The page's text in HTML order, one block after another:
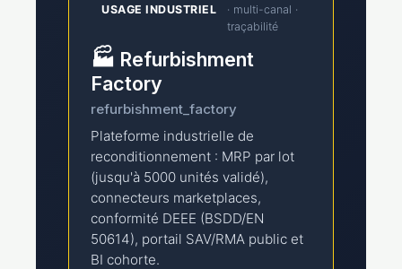
USAGE INDUSTRIEL
· multi-canal ·
traçabilité
🏭 Refurbishment
Factory
refurbishment_factory
Plateforme industrielle de
reconditionnement : MRP par lot
(jusqu'à 5000 unités validé),
connecteurs marketplaces,
conformité DEEE (BSDD/EN
50614), portail SAV/RMA public et
BI cohorte.